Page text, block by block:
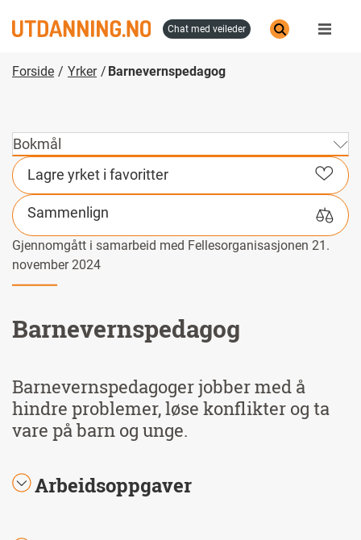
til
chat med veileder
Forside Yrker Barnevernspedagog
Bokmål
Lagre yrket i favoritter
Sammenlign
Gjennomgått i samarbeid med Fellesorganisasjonen 21.
november 2024
Barnevernspedagog
Barnevernspedagoger jobber med å
hindre problemer, løse konflikter og ta
vare på barn og unge.
Arbeidsoppgaver